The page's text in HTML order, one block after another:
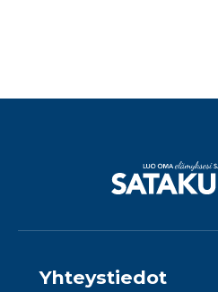
Yhteystiedot